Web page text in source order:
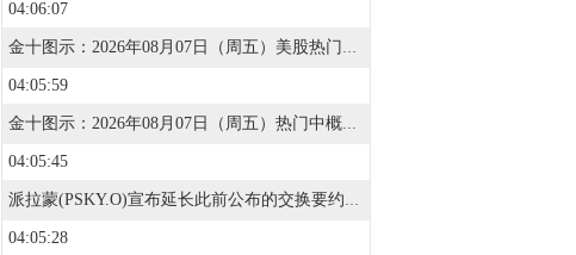
04:06:07
金十图示：2026年08月07日（周五）美股热门股票行情一览（美股收盘）
04:05:59
金十图示：2026年08月07日（周五）热门中概股行情一览（美股收盘）
04:05:45
派拉蒙(PSKY.O)宣布延长此前公布的交换要约和要约收购的到期日期。
04:05:28